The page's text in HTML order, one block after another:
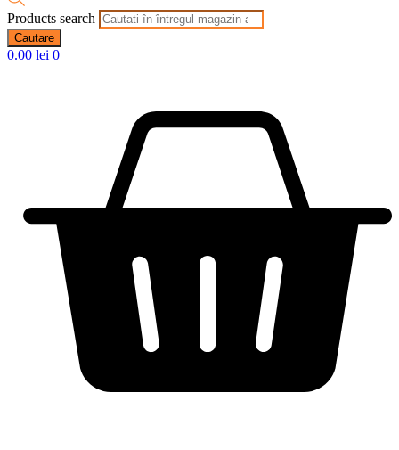
Products search
Cautare
0.00 lei 0